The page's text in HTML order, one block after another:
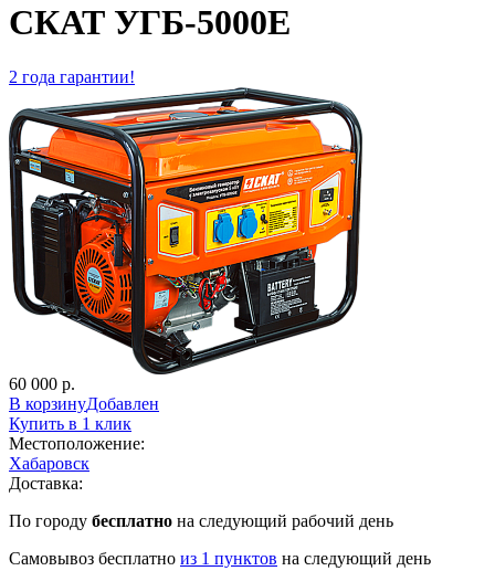
СКАТ УГБ-5000Е
2 года гарантии!
60 000 р.
В корзинуДобавлен
Купить в 1 клик
Местоположение:
Хабаровск
Доставка:
По городу бесплатно на следующий рабочий день
Cамовывоз бесплатно из 1 пунктов на следующий день